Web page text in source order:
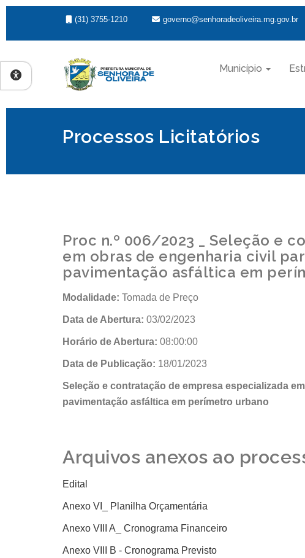
(31) 3755-1210 governo@senhoradeoliveira.mg.gov.br
Município
Processos Licitatórios
Proc n.º 006/2023 _ Seleção e
em obras de engenharia civil
pavimentação asfáltica em
Modalidade: Tomada de Preço
Data de Abertura: 03/02/2023
Horário de Abertura: 08:00:00
Data de Publicação: 18/01/2023
Seleção e contratação de empresa especializada
pavimentação asfáltica em perímetro urbano
Arquivos anexos ao
Edital
Anexo VI_ Planilha Orçamentária
Anexo VIII A_ Cronograma Financeiro
Anexo VIII B - Cronograma Previsto